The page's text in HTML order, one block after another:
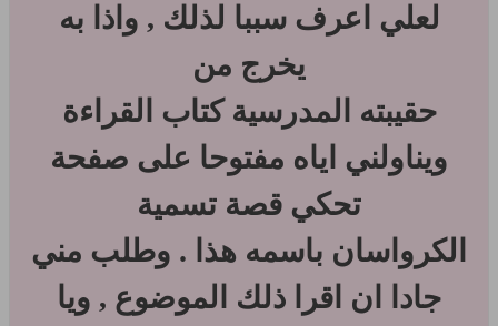
لعلي اعرف سببا لذلك , واذا به
يخرج من
حقيبته المدرسية كتاب القراءة
ويناولني اياه مفتوحا على صفحة
تحكي قصة تسمية
الكرواسان باسمه هذا . وطلب مني
جادا ان اقرا ذلك الموضوع , ويا